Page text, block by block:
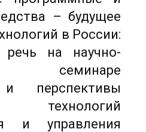
– будущее
в России:
на научно-
семинаре
и перспективы
и управления